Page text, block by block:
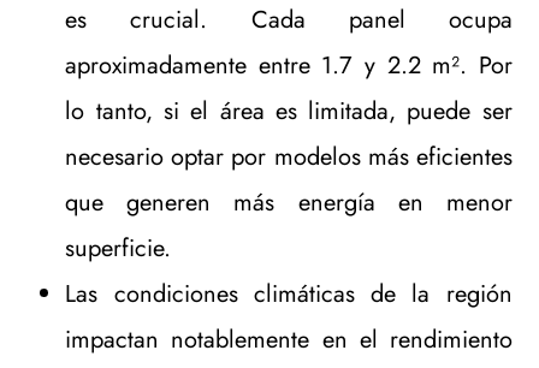
es crucial. Cada panel ocupa
aproximadamente entre 1.7 y 2.2 m². Por
lo tanto, si el área es limitada, puede ser
necesario optar por modelos más eficientes
que generen más energía en menor
superficie.
Las condiciones climáticas de la región
impactan notablemente en el rendimiento